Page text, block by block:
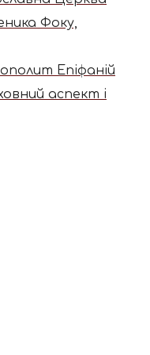
Фоку,
Епіфаній
аспект і